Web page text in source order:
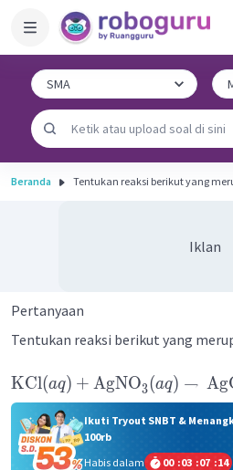
Beranda Tentukan reaksi berikut yang
Iklan
Pertanyaan
Tentukan reaksi berikut yang
KCl(aq) + AgNO3(aq) →
Ikuti Tryout SNBT &
100rb
Habis dalam
00 :03 :07 :14